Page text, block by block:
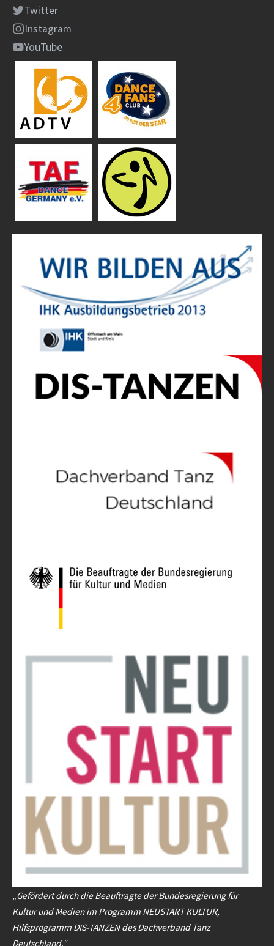
Twitter
Instagram
YouTube
„Gefördert durch die Beauftragte der Bundesregierung für
Kultur und Medien im Programm NEUSTART KULTUR,
Hilfsprogramm DIS-TANZEN des Dachverband Tanz
Deutschland.“